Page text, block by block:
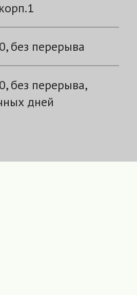
без перерыва
без перерыва,
дней